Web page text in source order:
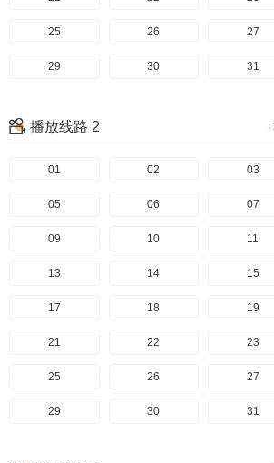
25 26 27
29 30 31
37
41 42 43
45 46 47
49 50 51
53 54 55
57 58 59
61 62 63
65 66 67
69 70 71
播放线路 2
01 02 03
05 06 07
09 10 11
13 14 15
17 18 19
21 22 23
25 26 27
29 30 31